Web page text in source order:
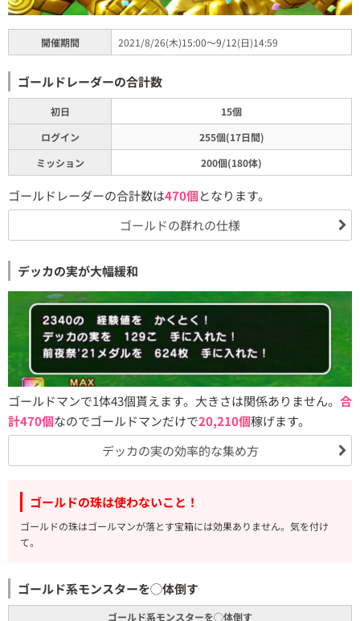
開催期間 2021/8/26(木)15:00～9/12(日)14:59
ゴールドレーダーの合計数
初日
15個
ログイン
255個(17日間)
ミッション
200個(180体)
ゴールドレーダーの合計数は470個となります。
ゴールドの群れの仕様
デッカの実が大幅緩和
ゴールドマンで1体43個貰えます。大きさは関係ありません。 合
計470個なのでゴールドマンだけで20,210個稼げます。
デッカの実の効率的な集め方
ゴールドの珠は使わないこと！
ゴールドの珠はゴールマンが落とす宝箱には効果ありません。気を付け
て。
ゴールド系モンスターを◯体倒す
ゴールド系モンスターを◯体倒す